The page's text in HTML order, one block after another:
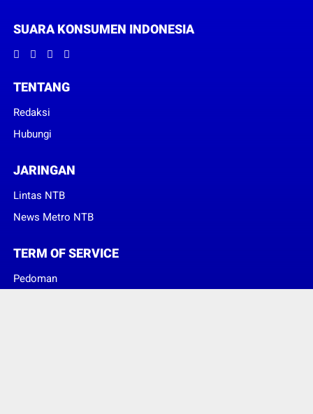
SUARA KONSUMEN INDONESIA
TENTANG
Redaksi
Hubungi
JARINGAN
Lintas NTB
News Metro NTB
TERM OF SERVICE
Pedoman